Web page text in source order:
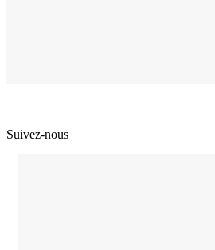
Suivez-nous